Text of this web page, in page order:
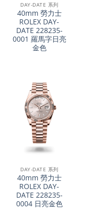
DAY-DATE 系列
40mm 勞力士
ROLEX DAY-
DATE 228235-
0001 羅馬字日亮
金色
DAY-DATE 系列
40mm 勞力士
ROLEX DAY-
DATE 228235-
0004 日亮金色